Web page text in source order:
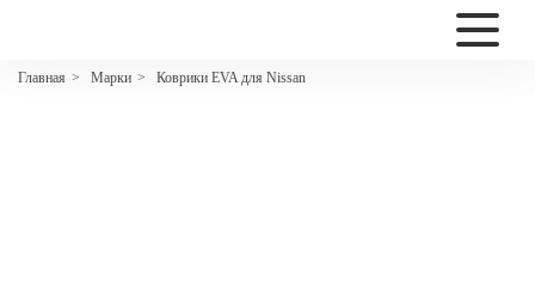
Главная > Марки > Коврики EVA для Nissan
2200